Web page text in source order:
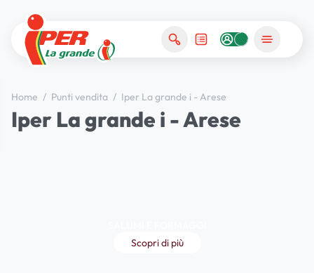
Home / Punti vendita / Iper La grande i - Arese
Iper La grande i - Arese
Scopri di più